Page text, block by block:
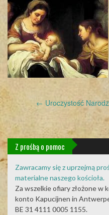
Post
navigation
← Uroczystość
Z prośbą o pomoc
Zawracamy się z uprzejmą
materialne naszego kościoła.
Za wszelkie ofiary złożone w
konto Kapucijnen in
BE 31 4111 0005 1155.